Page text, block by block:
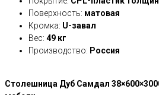
Поверхность: матовая
Кромка: U-завал
Вес: 49 кг
Производство: Россия
Столешница Дуб Самдал